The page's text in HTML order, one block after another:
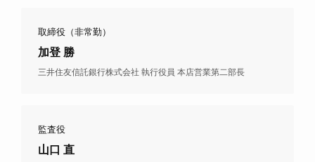
取締役（非常勤）
加登 勝
三井住友信託銀行株式会社 執行役員 本店営業第二部⻑
監査役
山口 直